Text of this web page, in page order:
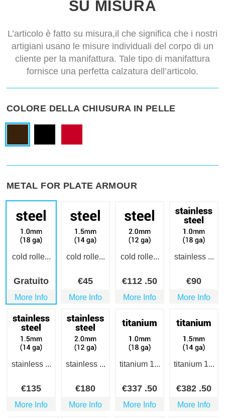
SU MISURA
L’articolo è fatto su misura,il che significa che i nostri
artigiani usano le misure individuali del corpo di un
cliente per la manifattura. Tale tipo di manifattura
fornisce una perfetta calzatura dell’articolo.
COLORE DELLA CHIUSURA IN PELLE
METAL FOR PLATE ARMOUR
cold rolle...
Gratuito
More Info
cold rolle...
€45
More Info
cold rolle...
€112 .50
More Info
stainless ...
€90
More Info
stainless ...
€135
More Info
stainless ...
€180
More Info
titanium 1...
€337 .50
More Info
titanium 1...
€382 .50
More Info